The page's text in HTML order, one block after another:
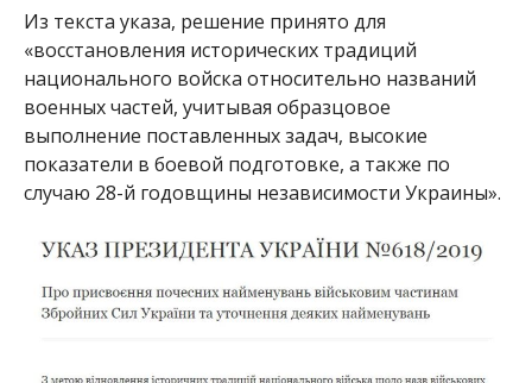
Из текста указа, решение принято для
«восстановления исторических традиций
национального войска относительно названий
военных частей, учитывая образцовое
выполнение поставленных задач, высокие
показатели в боевой подготовке, а также по
случаю 28-й годовщины независимости Украины».